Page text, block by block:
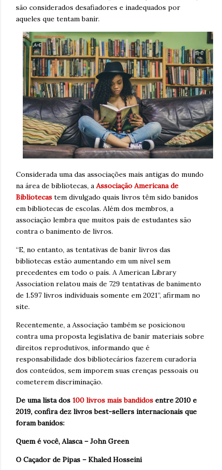
são considerados desafiadores e inadequados por
aqueles que tentam banir.
Considerada uma das associações mais antigas do mundo
na área de bibliotecas, a Associação Americana de
Bibliotecas tem divulgado quais livros têm sido banidos
em bibliotecas de escolas. Além dos membros, a
associação lembra que muitos pais de estudantes são
contra o banimento de livros.
“E, no entanto, as tentativas de banir livros das
bibliotecas estão aumentando em um nível sem
precedentes em todo o país. A American Library
Association relatou mais de 729 tentativas de banimento
de 1.597 livros individuais somente em 2021”, afirmam no
site.
Recentemente, a Associação também se posicionou
contra uma proposta legislativa de banir materiais sobre
direitos reprodutivos, informando que é
responsabilidade dos bibliotecários fazerem curadoria
dos conteúdos, sem imporem suas crenças pessoais ou
cometerem discriminação.
De uma lista dos 100 livros mais bandidos entre 2010 e
2019, confira dez livros best-sellers internacionais que
foram banidos:
Quem é você, Alasca – John Green
O Caçador de Pipas – Khaled Hosseini